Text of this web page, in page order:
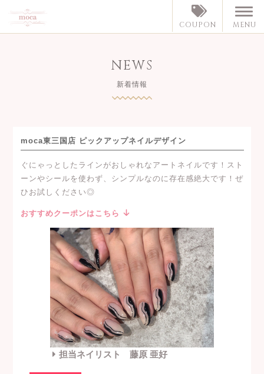
COUPON MENU
NEWS
新着情報
moca東三国店 ピックアップネイルデザイン
ぐにゃっとしたラインがおしゃれなアートネイルです！スト
ーンやシールを使わず、シンプルなのに存在感絶大です！ぜ
ひお試しください◎
おすすめクーポンはこちら
担当ネイリスト 藤原 亜好